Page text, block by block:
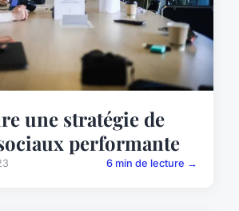
une stratégie de
performante
6 min de lecture →